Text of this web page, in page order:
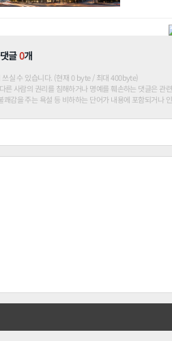
글0개
쓰실 수 있습니다. (현재 0 byte / 최대 400byte)
른 사람의 권리를 침해하거나 명예를 훼손하는 댓글은 관
쾌감을 주는 욕설 등 비하하는 단어가 내용에 포함되거나